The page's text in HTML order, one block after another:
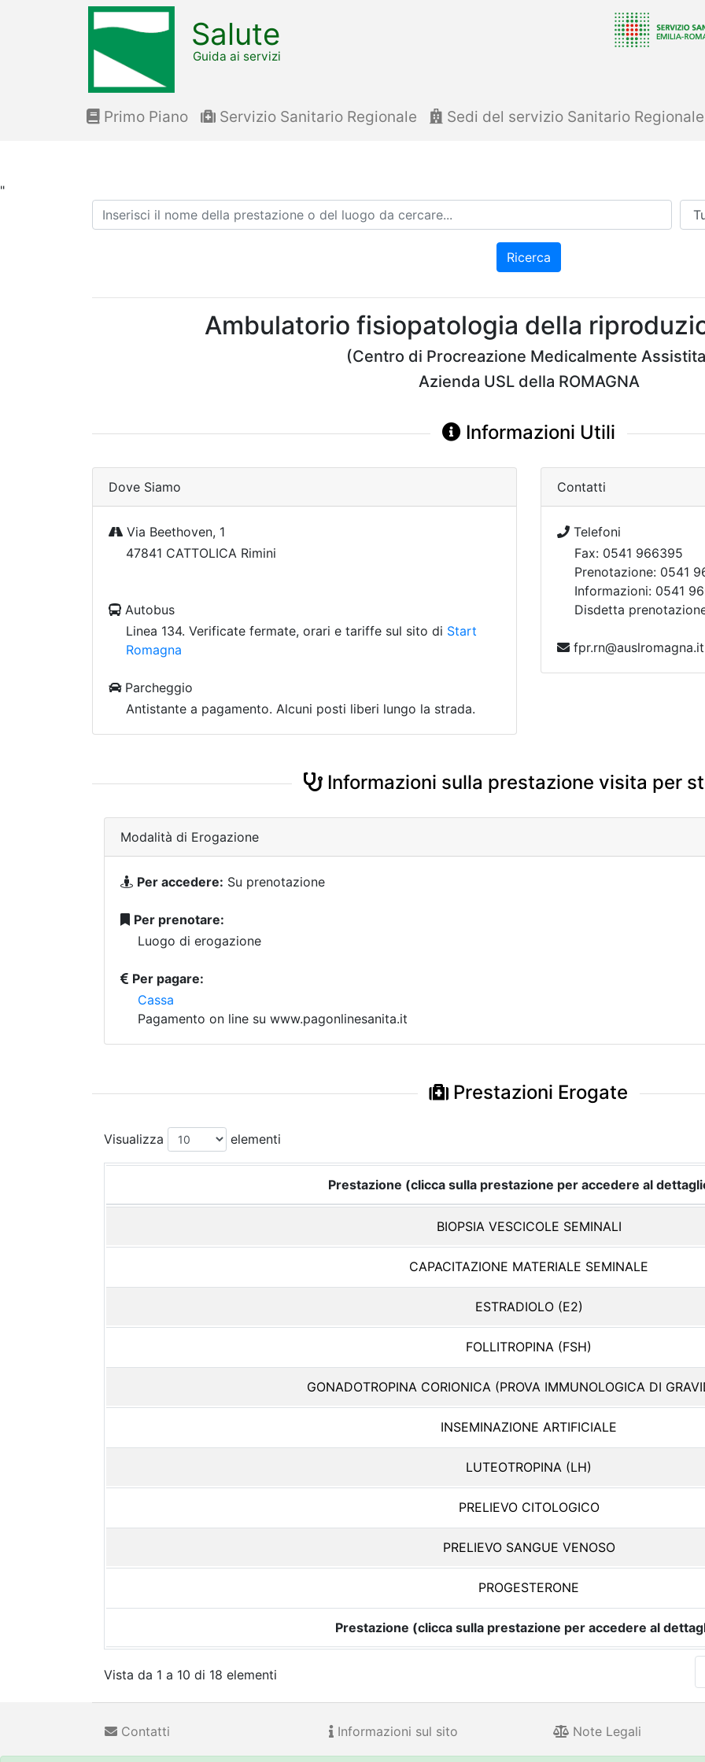
"
Salute
Guida ai servizi
Primo Piano Servizio Sanitario Regionale Sedi del servizio Sanitario Regionale
Ricerca
Ricerca
Ambulatorio fisiopatologia della
(Centro di Procreazione Medicalmente
Azienda USL della ROMAGNA
Informazioni Utili
Dove Siamo
Via Beethoven, 1
47841 CATTOLICA Rimini
Autobus
Linea 134. Verificate fermate, orari e tariffe sul sito di Start
Romagna
Parcheggio
Antistante a pagamento. Alcuni posti liberi lungo la strada.
Contatti
Telefoni
Fax: 0541 966395
Prenotazione: 0541
Informazioni: 0541
Disdetta
fpr.rn@auslromagna.it
Informazioni sulla prestazione visita per
Modalità di Erogazione
Per accedere: Su prenotazione
Per prenotare:
Luogo di erogazione
Per pagare:
Cassa
Pagamento on line su www.pagonlinesanita.it
Prestazioni Erogate
Visualizza elementi
Prestazione (clicca sulla prestazione per accedere al
BIOPSIA VESCICOLE SEMINALI
CAPACITAZIONE MATERIALE SEMINALE
ESTRADIOLO (E2)
FOLLITROPINA (FSH)
GONADOTROPINA CORIONICA (PROVA IMMUNOLOGICA DI
INSEMINAZIONE ARTIFICIALE
LUTEOTROPINA (LH)
PRELIEVO CITOLOGICO
PRELIEVO SANGUE VENOSO
PROGESTERONE
Prestazione (clicca sulla prestazione per accedere al
Vista da 1 a 10 di 18 elementi
Contatti Informazioni sul sito Note Legali